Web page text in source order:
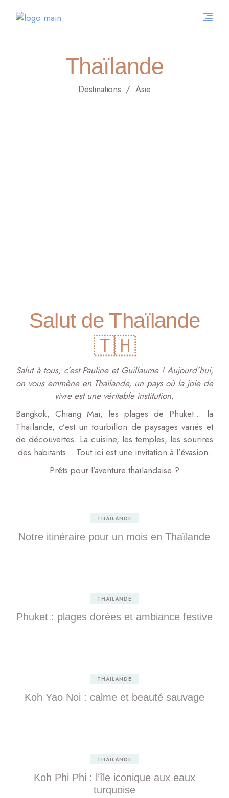
Thaïlande
Destinations Asie
Salut de Thaïlande
🇹🇭
Salut à tous, c’est Pauline et Guillaume ! Aujourd’hui,
on vous emmène en Thaïlande, un pays où la joie de
vivre est une véritable institution.
Bangkok, Chiang Mai, les plages de Phuket… la
Thaïlande, c’est un tourbillon de paysages variés et
de découvertes. La cuisine, les temples, les sourires
des habitants… Tout ici est une invitation à l’évasion.
Prêts pour l’aventure thaïlandaise ?
THAÏLANDE
Notre itinéraire pour un mois en Thaïlande
THAÏLANDE
Phuket : plages dorées et ambiance festive
THAÏLANDE
Koh Yao Noi : calme et beauté sauvage
THAÏLANDE
Koh Phi Phi : l’île iconique aux eaux
turquoise